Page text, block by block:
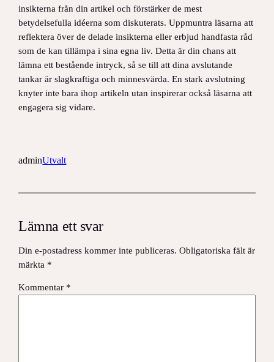
insikterna från din artikel och förstärker de mest
betydelsefulla idéerna som diskuterats. Uppmuntra läsarna att
reflektera över de delade insikterna eller erbjud handfasta råd
som de kan tillämpa i sina egna liv. Detta är din chans att
lämna ett bestående intryck, så se till att dina avslutande
tankar är slagkraftiga och minnesvärda. En stark avslutning
knyter inte bara ihop artikeln utan inspirerar också läsarna att
engagera sig vidare.
adminUtvalt
Lämna ett svar
Din e-postadress kommer inte publiceras. Obligatoriska fält är
märkta *
Kommentar *